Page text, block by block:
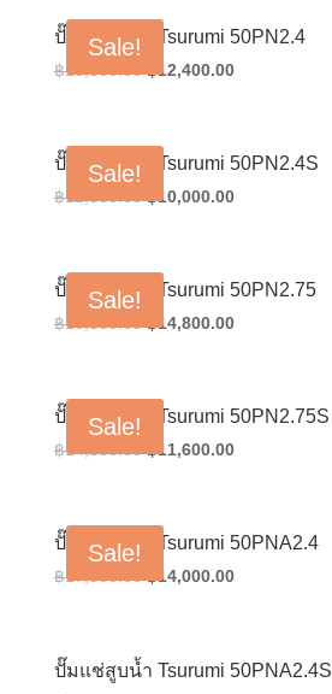
฿13,000.00.฿10,400.00.
Sale!
ปั๊มแช่สูบน้ำ Tsurumi 50PN2.4
฿15,500.00
Original
฿15,500.00.
12,400.00Current
฿12,400.00.
Sale!
ปั๊มแช่สูบน้ำ Tsurumi 50PN2.4S
฿12,500.00
Original
฿12,500.00.
10,000.00Current
฿10,000.00.
Sale!
ปั๊มแช่สูบน้ำ Tsurumi 50PN2.75
฿18,500.00
Original
฿18,500.00.
14,800.00Current
฿14,800.00.
Sale!
ปั๊มแช่สูบน้ำ Tsurumi 50PN2.75S
฿14,500.00
Original
฿14,500.00.
฿11,600.00Current
฿11,600.00.
Sale!
ปั๊มแช่สูบน้ำ Tsurumi 50PNA2.4
฿17,500.00
Original
฿17,500.00.
฿14,000.00Current
฿14,000.00.
ปั๊มแช่สูบน้ำ Tsurumi 50PNA2.4S